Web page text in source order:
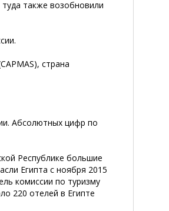
также возобновили
страна
Абсолютных цифр по
Республике большие
Египта с ноября 2015
комиссии по туризму
220 отелей в Египте